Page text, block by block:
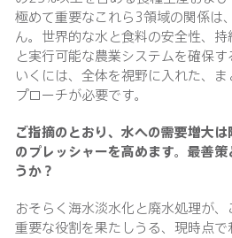
極めて重要なこれら3領域の関係は
ん。世界的な水と食料の安全性、
と実行可能な農業システムを確保
いくには、全体を視野に入れた、
プローチが必要です。
ご指摘のとおり、水への需要増大
のプレッシャーを高めます。最善
うか？
おそらく海水淡水化と廃水処理が
重要な役割を果たしうる、現時点